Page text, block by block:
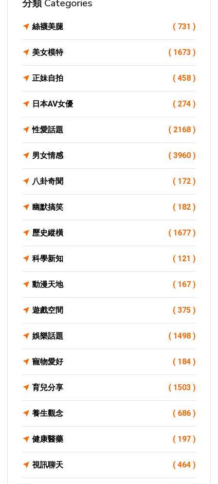
分類 Categories
絲襪美腿 ( 731 )
美女模特 ( 1673 )
正妹自拍 ( 458 )
日本AV女優 ( 274 )
性愛話題 ( 2168 )
男女情感 ( 3960 )
八卦奇聞 ( 172 )
幽默搞笑 ( 182 )
歷史縱橫 ( 1677 )
科學新知 ( 121 )
動漫天地 ( 167 )
遊戲空間 ( 375 )
娛樂話題 ( 1498 )
寵物愛好 ( 184 )
育兒分享 ( 1503 )
養生觀念 ( 686 )
健康醫藥 ( 197 )
視訊聊天 ( 464 )